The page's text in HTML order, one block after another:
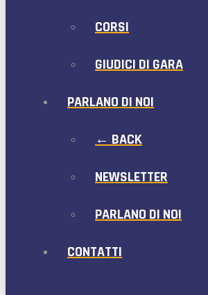
CORSI
GIUDICI DI GARA
PARLANO DI NOI
← BACK
NEWSLETTER
PARLANO DI NOI
CONTATTI